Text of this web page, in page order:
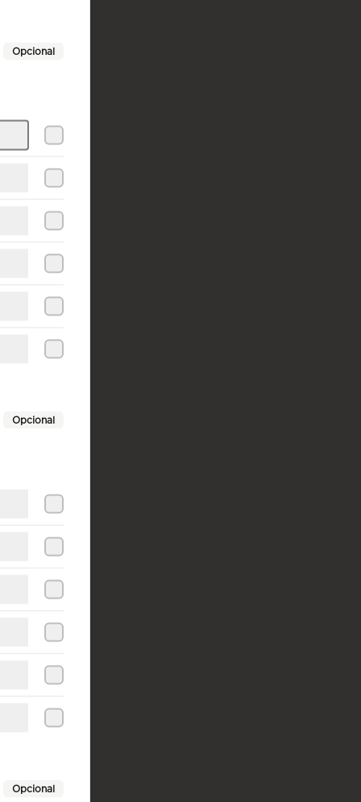
Opcional
Opcional
Opcional